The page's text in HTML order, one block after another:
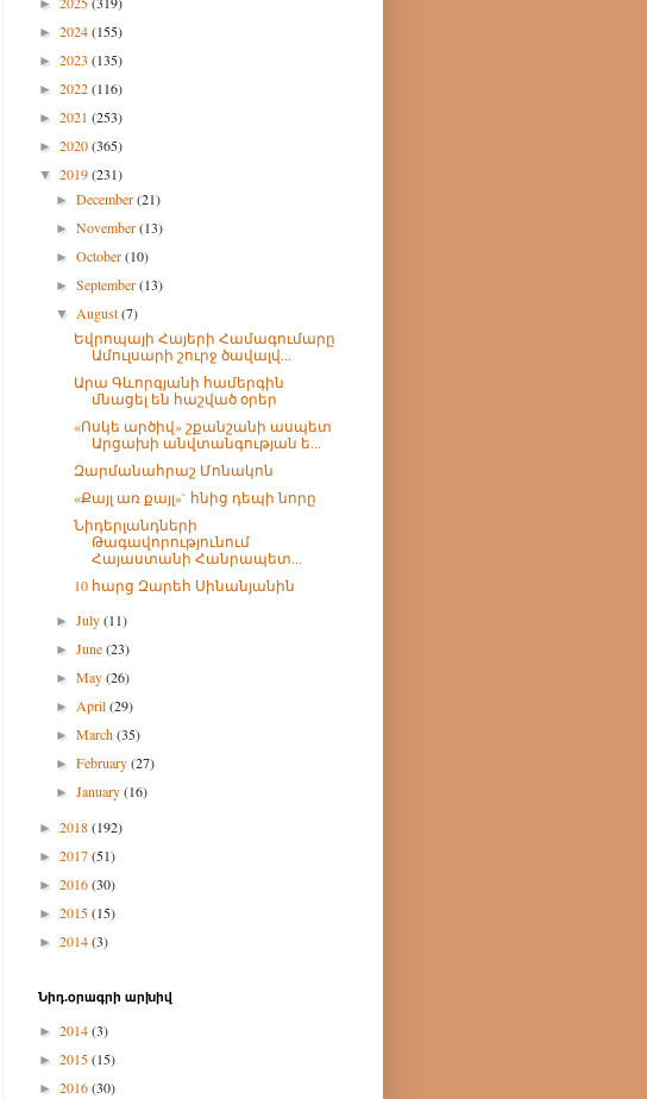
►
► 2024(155)
► 2023 (135)
► 2022(116)
► 2021 (253)
► 2020(365)
▼ 2019(231)
►December(21)
►November(13)
►October(10)
►September(13)
▼August(7)
Եվրոպայի Հայերի Համագումարը
Ամուլսարի շուրջ ծավալվ...
Արա Գևորգյանի համերգին
մնացել են հաշված օրեր
«Ոսկե արծիվ» շքանշանի ասպետ
Արցախի անվտանգության ե...
Զարմանահրաշ Մոնակոն
«Քայլ առ քայլ»` հնից դեպի նորը
Նիդերլանդների
Թագավորությունում
Հայաստանի Հանրապետ...
10 հարց Զարեհ Սինանյանին
►July(11)
►June(23)
►May(26)
►April(29)
►March(35)
►February(27)
►January(16)
► 2018(192)
► 2017(51)
► 2016(30)
► 2015(15)
► 2014(3)
Նիդ.օրագրի արխիվ
► 2014(3)
► 2015(15)
► 2016(30)